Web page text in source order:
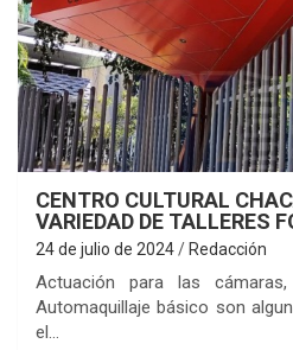
CENTRO CULTURAL
VARIEDAD DE TALLERES
24 de julio de 2024 Redacción
Actuación para las
Automaquillaje básico son
el…